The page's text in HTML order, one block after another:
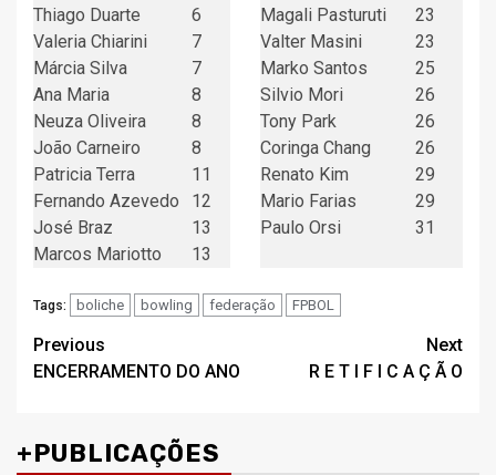
Thiago Duarte
6 Magali Pasturuti
23
Valeria Chiarini
7 Valter Masini
23
Márcia Silva
7 Marko Santos
25
Ana Maria
8 Silvio Mori
26
Neuza Oliveira
8 Tony Park
26
João Carneiro
8 Coringa Chang
26
Patricia Terra
11 Renato Kim
29
Fernando Azevedo
12 Mario Farias
29
José Braz
13 Paulo Orsi
31
Marcos Mariotto
13
Tags: boliche bowling federação FPBOL
Post
navigation
Previous
ENCERRAMENTO DO ANO
Next
R E T I F I C A Ç Ã O
+PUBLICAÇÕES